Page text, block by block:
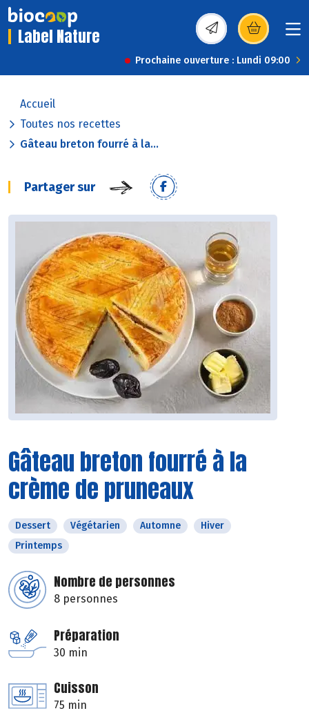
Label Nature (s’ouvre dans une
Prochaine ouverture : Lundi 09:00
Accueil
Toutes nos recettes
Gâteau breton fourré à la...
Partager sur
Gâteau breton fourré à la
crème de pruneaux
Dessert Végétarien Automne
Hiver
Printemps
Nombre de personnes
8 personnes
Préparation
30 min
Cuisson
75 min